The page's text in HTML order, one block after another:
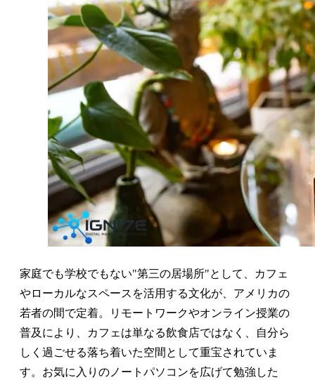
家庭でも学校でもない"第三の居場所"として、カフェ
やローカルなスペースを活用する文化が、アメリカの
若者の間で定着。リモートワークやオンライン授業の
普及により、カフェは単なる飲食店ではなく、自分ら
しく過ごせる落ち着いた空間として重宝されていま
す。お気に入りのノートパソコンを広げて勉強した